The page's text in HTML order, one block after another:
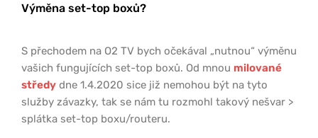
Výměna set-top boxů?
S přechodem na O2 TV bych očekával „nutnou“ výměnu
vašich fungujících set-top boxů. Od mnou milované
středy dne 1.4.2020 sice již nemohou být na tyto
služby závazky, tak se nám tu rozmohl takový nešvar >
splátka set-top boxu/routeru.